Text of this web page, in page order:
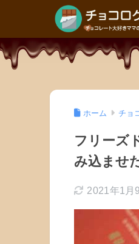
ホーム チョ
フリーズ
み込ませ
2021年1月